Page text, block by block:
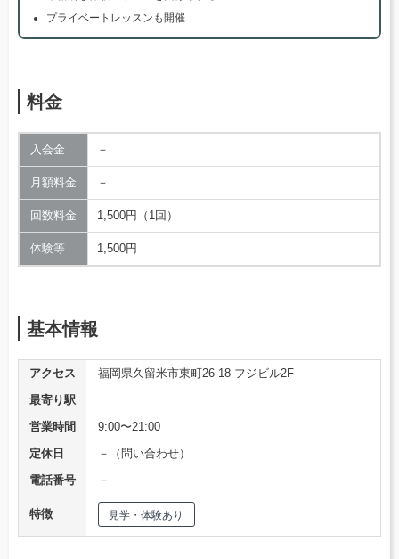
プライベートレッスンも開催
料金
入会金 －
月額料金 －
回数料金 1,500円（1回）
体験等 1,500円
基本情報
アクセス
福岡県久留米市東町26-18 フジビル2F
最寄り駅
営業時間
9:00〜21:00
定休日
－（問い合わせ）
電話番号
－
特徴 見学・体験あり